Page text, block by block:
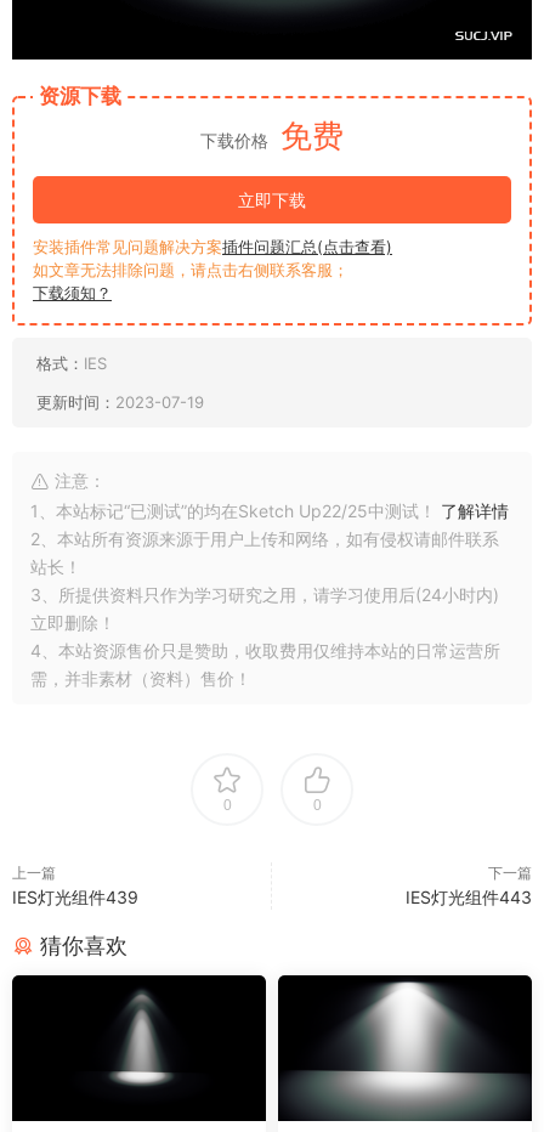
资源下载
下载价格 免费
立即下载
安装插件常见问题解决方案插件问题汇总(点击查看)
如文章无法排除问题，请点击右侧联系客服；
下载须知？
格式： IES
更新时间： 2023-07-19
注意：
1、本站标记“已测试”的均在Sketch Up22/25中测试！ 了解详情
2、本站所有资源来源于用户上传和网络，如有侵权请邮件联系
站长！
3、所提供资料只作为学习研究之用，请学习使用后(24小时内)
立即删除！
4、本站资源售价只是赞助，收取费用仅维持本站的日常运营所
需，并非素材（资料）售价！
0 0
上一篇
IES灯光组件439
下一篇
IES灯光组件443
猜你喜欢